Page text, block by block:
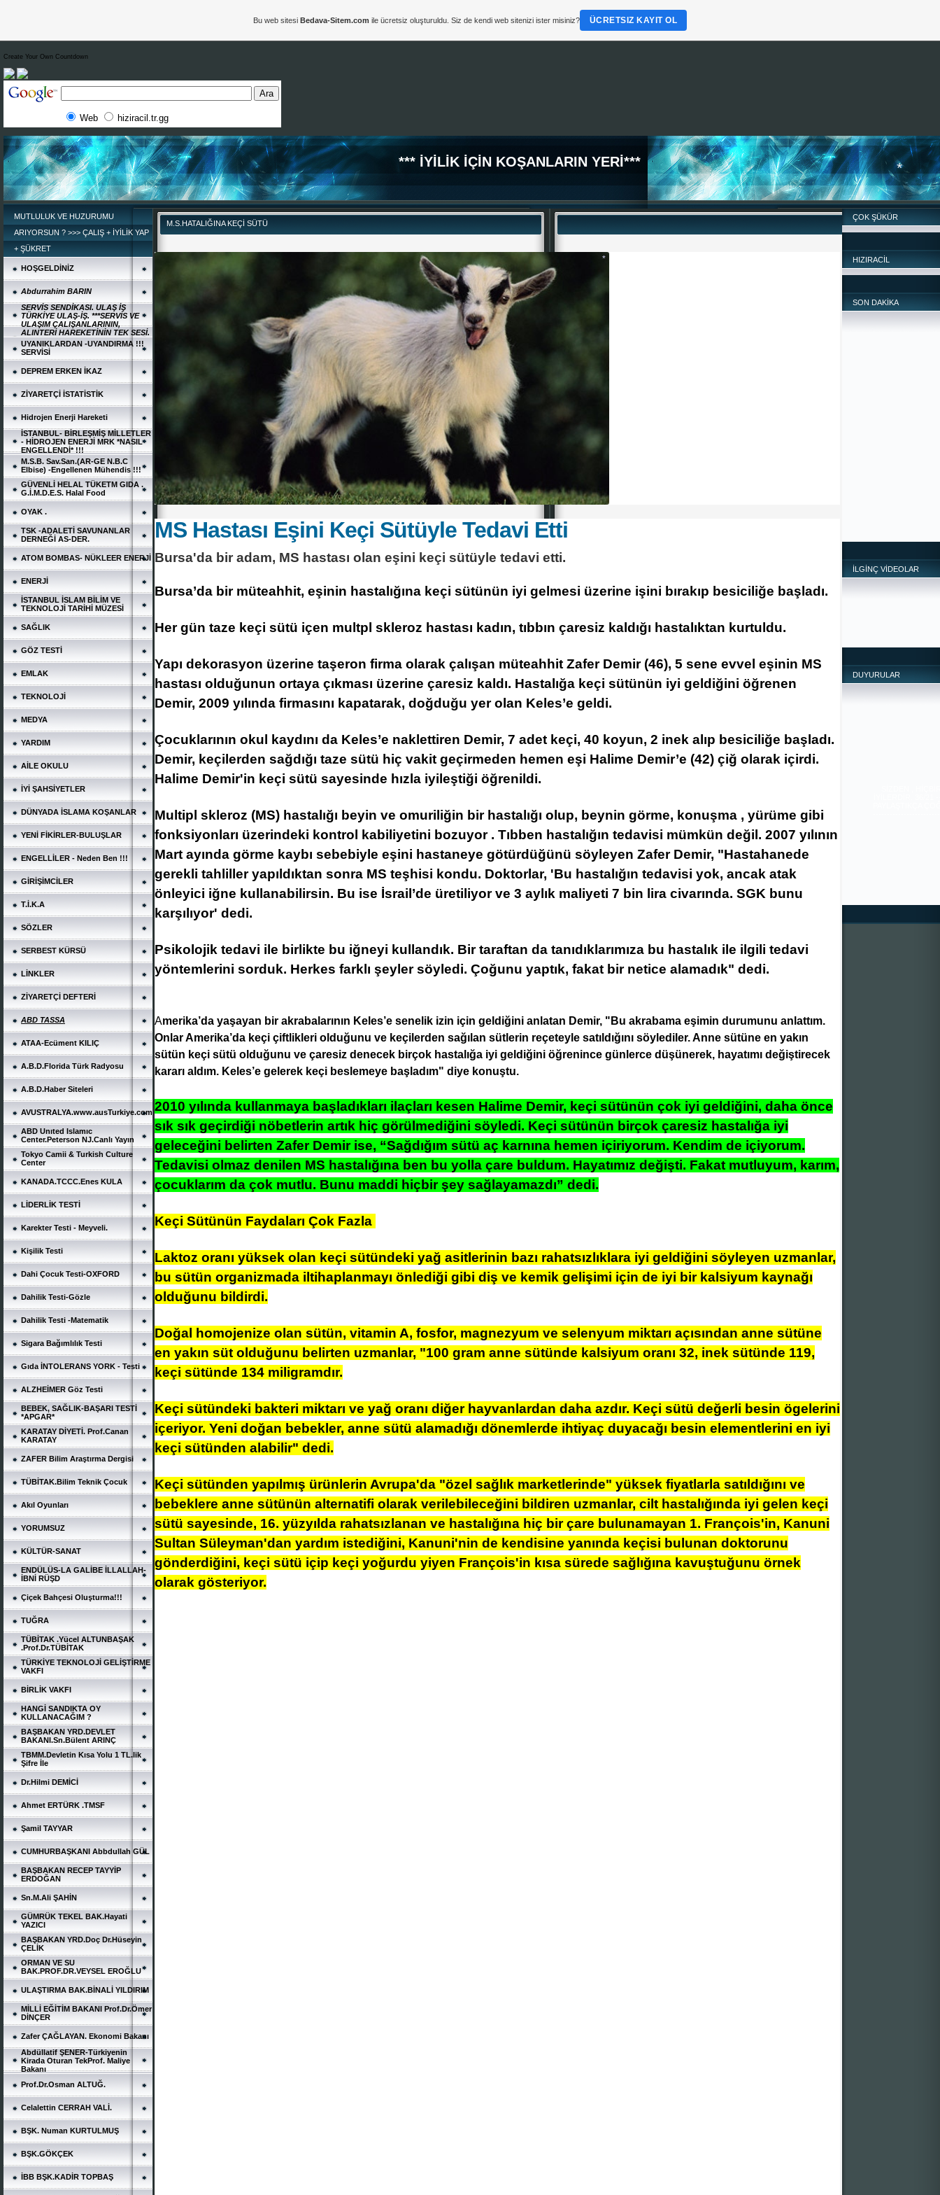
Create Your Own Countdown
Web hiziracil.tr.gg
*** İYİLİK İÇİN KOŞANLARIN YERİ***
MUTLULUK VE HUZURUMU
ARIYORSUN ? >>> ÇALIŞ + İYİLİK YAP
+ ŞÜKRET
HOŞGELDİNİZ
Abdurrahim BARIN
SERVİS SENDİKASI. ULAŞ İŞ
TÜRKİYE ULAŞ-İŞ. ***SERVİS VE
ULAŞIM ÇALIŞANLARININ,
ALINTERİ HAREKETİNİN TEK SESİ.
UYANIKLARDAN -UYANDIRMA !!!
SERVİSİ
DEPREM ERKEN İKAZ
ZİYARETÇİ İSTATİSTİK
Hidrojen Enerji Hareketi
İSTANBUL- BİRLEŞMİŞ MİLLETLER
- HİDROJEN ENERJİ MRK *NASIL
ENGELLENDİ* !!!
M.S.B. Sav.San.(AR-GE N.B.C
Elbise) -Engellenen Mühendis !!!
GÜVENLİ HELAL TÜKETM GIDA .
G.İ.M.D.E.S. Halal Food
OYAK .
TSK -ADALETİ SAVUNANLAR
DERNEĞİ AS-DER.
ATOM BOMBAS- NÜKLEER ENERJİ
ENERJİ
İSTANBUL İSLAM BİLİM VE
TEKNOLOJİ TARİHİ MÜZESİ
SAĞLIK
GÖZ TESTİ
EMLAK
TEKNOLOJİ
MEDYA
YARDIM
AİLE OKULU
İYİ ŞAHSİYETLER
DÜNYADA İSLAMA KOŞANLAR
YENİ FİKİRLER-BULUŞLAR
ENGELLİLER - Neden Ben !!!
GİRİŞİMCİLER
T.İ.K.A
SÖZLER
SERBEST KÜRSÜ
LİNKLER
ZİYARETÇİ DEFTERİ
ABD TASSA
ATAA-Ecüment KILIÇ
A.B.D.Florida Türk Radyosu
A.B.D.Haber Siteleri
AVUSTRALYA.www.ausTurkiye.com
ABD Unıted Islamıc
Center.Peterson NJ.Canlı Yayın
Tokyo Camii & Turkish Culture
Center
KANADA.TCCC.Enes KULA
LİDERLİK TESTİ
Karekter Testi - Meyveli.
Kişilik Testi
Dahi Çocuk Testi-OXFORD
Dahilik Testi-Gözle
Dahilik Testi -Matematik
Sigara Bağımlılık Testi
Gıda İNTOLERANS YORK - Testi
ALZHEİMER Göz Testi
BEBEK, SAĞLIK-BAŞARI TESTİ
*APGAR*
KARATAY DİYETİ. Prof.Canan
KARATAY
ZAFER Bilim Araştırma Dergisi
TÜBİTAK.Bilim Teknik Çocuk
Akıl Oyunları
YORUMSUZ
KÜLTÜR-SANAT
ENDÜLÜS-LA GALİBE İLLALLAH-
İBNİ RÜŞD
Çiçek Bahçesi Oluşturma!!!
TUĞRA
TÜBİTAK .Yücel ALTUNBAŞAK
.Prof.Dr.TÜBİTAK
TÜRKİYE TEKNOLOJİ GELİŞTİRME
VAKFI
BİRLİK VAKFI
HANGİ SANDIKTA OY
KULLANACAĞIM ?
BAŞBAKAN YRD.DEVLET
BAKANI.Sn.Bülent ARINÇ
TBMM.Devletin Kısa Yolu 1 TL.lik
Şifre İle
Dr.Hilmi DEMİCİ
Ahmet ERTÜRK .TMSF
Şamil TAYYAR
CUMHURBAŞKANI Abbdullah GÜL
BAŞBAKAN RECEP TAYYİP
ERDOĞAN
Sn.M.Ali ŞAHİN
GÜMRÜK TEKEL BAK.Hayati
YAZICI
BAŞBAKAN YRD.Doç Dr.Hüseyin
ÇELİK
ORMAN VE SU
BAK.PROF.DR.VEYSEL EROĞLU
ULAŞTIRMA BAK.BİNALİ YILDIRIM
MİLLİ EĞİTİM BAKANI Prof.Dr.Ömer
DİNÇER
Zafer ÇAĞLAYAN. Ekonomi Bakanı
Abdüllatif ŞENER-Türkiyenin
Kirada Oturan TekProf. Maliye
Bakanı
Prof.Dr.Osman ALTUĞ.
Celalettin CERRAH VALİ.
BŞK. Numan KURTULMUŞ
BŞK.GÖKÇEK
İBB BŞK.KADİR TOPBAŞ
M.S.HATALIĞINA KEÇİ SÜTÜ
MS Hastası Eşini Keçi Sütüyle Tedavi Etti
Bursa'da bir adam, MS hastası olan eşini keçi sütüyle tedavi etti.
Bursa’da bir müteahhit, eşinin hastalığına keçi sütünün iyi gelmesi üzerine işini bırakıp besiciliğe başladı.
Her gün taze keçi sütü içen multpl skleroz hastası kadın, tıbbın çaresiz kaldığı hastalıktan kurtuldu.
Yapı dekorasyon üzerine taşeron firma olarak çalışan müteahhit Zafer Demir (46), 5 sene evvel eşinin MS
hastası olduğunun ortaya çıkması üzerine çaresiz kaldı. Hastalığa keçi sütünün iyi geldiğini öğrenen
Demir, 2009 yılında firmasını kapatarak, doğduğu yer olan Keles’e geldi.
Çocuklarının okul kaydını da Keles’e naklettiren Demir, 7 adet keçi, 40 koyun, 2 inek alıp besiciliğe başladı.
Demir, keçilerden sağdığı taze sütü hiç vakit geçirmeden hemen eşi Halime Demir’e (42) çiğ olarak içirdi.
Halime Demir'in keçi sütü sayesinde hızla iyileştiği öğrenildi.
Multipl skleroz (MS) hastalığı beyin ve omuriliğin bir hastalığı olup, beynin görme, konuşma , yürüme gibi
fonksiyonları üzerindeki kontrol kabiliyetini bozuyor . Tıbben hastalığın tedavisi mümkün değil. 2007 yılının
Mart ayında görme kaybı sebebiyle eşini hastaneye götürdüğünü söyleyen Zafer Demir, "Hastahanede
gerekli tahliller yapıldıktan sonra MS teşhisi kondu. Doktorlar, 'Bu hastalığın tedavisi yok, ancak atak
önleyici iğne kullanabilirsin. Bu ise İsrail’de üretiliyor ve 3 aylık maliyeti 7 bin lira civarında. SGK bunu
karşılıyor' dedi.
Psikolojik tedavi ile birlikte bu iğneyi kullandık. Bir taraftan da tanıdıklarımıza bu hastalık ile ilgili tedavi
yöntemlerini sorduk. Herkes farklı şeyler söyledi. Çoğunu yaptık, fakat bir netice alamadık" dedi.
Amerika’da yaşayan bir akrabalarının Keles’e senelik izin için geldiğini anlatan Demir, "Bu akrabama eşimin durumunu anlattım.
Onlar Amerika’da keçi çiftlikleri olduğunu ve keçilerden sağılan sütlerin reçeteyle satıldığını söylediler. Anne sütüne en yakın
sütün keçi sütü olduğunu ve çaresiz denecek birçok hastalığa iyi geldiğini öğrenince günlerce düşünerek, hayatımı değiştirecek
kararı aldım. Keles’e gelerek keçi beslemeye başladım" diye konuştu.
2010 yılında kullanmaya başladıkları ilaçları kesen Halime Demir, keçi sütünün çok iyi geldiğini, daha önce
sık sık geçirdiği nöbetlerin artık hiç görülmediğini söyledi. Keçi sütünün birçok çaresiz hastalığa iyi
geleceğini belirten Zafer Demir ise, “Sağdığım sütü aç karnına hemen içiriyorum. Kendim de içiyorum.
Tedavisi olmaz denilen MS hastalığına ben bu yolla çare buldum. Hayatımız değişti. Fakat mutluyum, karım,
çocuklarım da çok mutlu. Bunu maddi hiçbir şey sağlayamazdı” dedi.
Keçi Sütünün Faydaları Çok Fazla
Laktoz oranı yüksek olan keçi sütündeki yağ asitlerinin bazı rahatsızlıklara iyi geldiğini söyleyen uzmanlar,
bu sütün organizmada iltihaplanmayı önlediği gibi diş ve kemik gelişimi için de iyi bir kalsiyum kaynağı
olduğunu bildirdi.
Doğal homojenize olan sütün, vitamin A, fosfor, magnezyum ve selenyum miktarı açısından anne sütüne
en yakın süt olduğunu belirten uzmanlar, "100 gram anne sütünde kalsiyum oranı 32, inek sütünde 119,
keçi sütünde 134 miligramdır.
Keçi sütündeki bakteri miktarı ve yağ oranı diğer hayvanlardan daha azdır. Keçi sütü değerli besin ögelerini
içeriyor. Yeni doğan bebekler, anne sütü alamadığı dönemlerde ihtiyaç duyacağı besin elementlerini en iyi
keçi sütünden alabilir" dedi.
Keçi sütünden yapılmış ürünlerin Avrupa'da "özel sağlık marketlerinde" yüksek fiyatlarla satıldığını ve
bebeklere anne sütünün alternatifi olarak verilebileceğini bildiren uzmanlar, cilt hastalığında iyi gelen keçi
sütü sayesinde, 16. yüzyılda rahatsızlanan ve hastalığına hiç bir çare bulunamayan 1. François'in, Kanuni
Sultan Süleyman'dan yardım istediğini, Kanuni'nin de kendisine yanında keçisi bulunan doktorunu
gönderdiğini, keçi sütü içip keçi yoğurdu yiyen François'in kısa sürede sağlığına kavuştuğunu örnek
olarak gösteriyor.
ÇOK ŞÜKÜR
HIZIRACİL
SON DAKİKA
İLGİNÇ VİDEOLAR
DUYURULAR
Bu web sitesi Bedava-Sitem.com ile ücretsiz oluşturuldu. Siz de kendi web sitenizi ister misiniz? ÜCRETSIZ KAYIT OL
*